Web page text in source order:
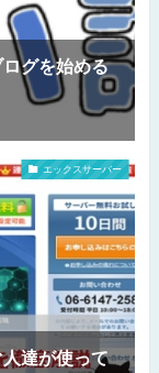
グを始める
エックスサーバー
達が使って